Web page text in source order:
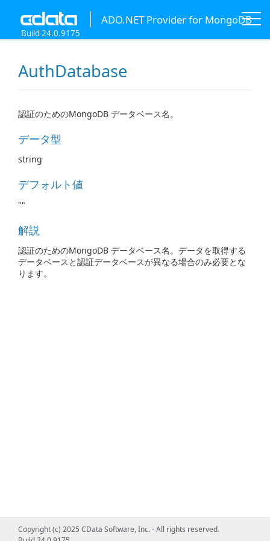
ADO.NET Provider for MongoDB
Build 24.0.9175
AuthDatabase
認証のためのMongoDB データベース名。
データ型
string
デフォルト値
""
解説
認証のためのMongoDB データベース名。データを取得する
データベースと認証データベースが異なる場合のみ必要とな
ります。
Copyright (c) 2025 CData Software, Inc. - All rights reserved.